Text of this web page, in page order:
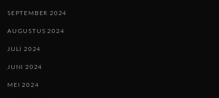
SEPTEMBER 2024
AUGUSTUS 2024
JULI 2024
JUNI 2024
MEI 2024